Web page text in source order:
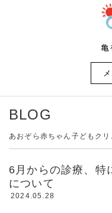
BLOG
あおぞら赤ちゃん子どもク
6月からの診療、特
について
2024.05.28